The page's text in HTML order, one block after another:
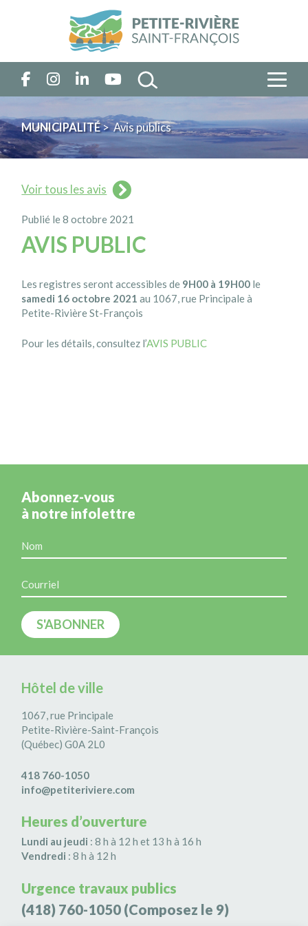
MUNICIPALITÉ> Avis publics
Voir tous les avis
Publié le 8 octobre 2021
AVIS PUBLIC
Les registres seront accessibles de 9H00 à 19H00 le
samedi 16 octobre 2021au 1067, rue Principale à
Petite-Rivière St-François
Pour les détails, consultez l’AVIS PUBLIC
Abonnez-vous
à notre infolettre
Hôtel de ville
1067, rue Principale
Petite-Rivière-Saint-François
(Québec) G0A 2L0
418 760-1050
info@petiteriviere.com
Heures d’ouverture
Lundi au jeudi : 8 h à 12 h et 13 h à 16 h
Vendredi : 8 h à 12 h
Urgence travaux publics
(418) 760-1050 (Composez le 9)